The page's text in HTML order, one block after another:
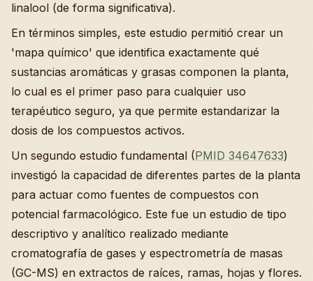
linalool (de forma significativa).
En términos simples, este estudio permitió crear un
'mapa químico' que identifica exactamente qué
sustancias aromáticas y grasas componen la planta,
lo cual es el primer paso para cualquier uso
terapéutico seguro, ya que permite estandarizar la
dosis de los compuestos activos.
Un segundo estudio fundamental (PMID 34647633)
investigó la capacidad de diferentes partes de la planta
para actuar como fuentes de compuestos con
potencial farmacológico. Este fue un estudio de tipo
descriptivo y analítico realizado mediante
cromatografía de gases y espectrometría de masas
(GC-MS) en extractos de raíces, ramas, hojas y flores.